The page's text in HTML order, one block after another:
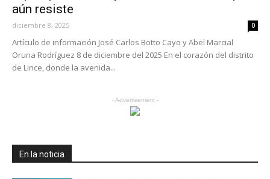
aún resiste
diciembre 8, 2025 0
Artículo de información José Carlos Botto Cayo y Abel Marcial
Oruna Rodríguez 8 de diciembre del 2025 En el corazón del distrito
de Lince, donde la avenida...
- Advertisement -
En la noticia